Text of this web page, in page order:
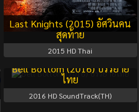
Last Knights (2015) อัศวินคน
สุดท้าย
2015 HD Thai
Bell Bottom (2016) บรรยาย
ไทย
2016 HD SoundTrack(TH)